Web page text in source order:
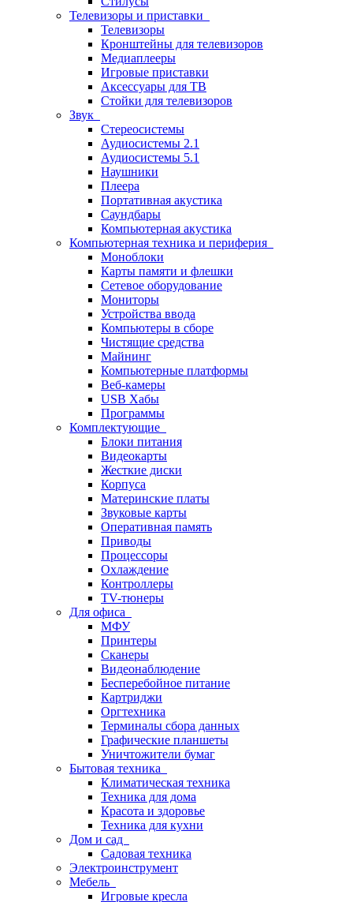
Телевизоры и приставки
Телевизоры
Кронштейны для телевизоров
Медиаплееры
Игровые приставки
Аксессуары для ТВ
Стойки для телевизоров
Звук
Стереосистемы
Аудиосистемы 2.1
Аудиосистемы 5.1
Наушники
Плеера
Портативная акустика
Саундбары
Компьютерная акустика
Компьютерная техника и периферия
Моноблоки
Карты памяти и флешки
Сетевое оборудование
Мониторы
Устройства ввода
Компьютеры в сборе
Чистящие средства
Майнинг
Компьютерные платформы
Веб-камеры
USB Хабы
Программы
Комплектующие
Блоки питания
Видеокарты
Жесткие диски
Корпуса
Материнские платы
Звуковые карты
Оперативная память
Приводы
Процессоры
Охлаждение
Контроллеры
TV-тюнеры
Для офиса
МФУ
Принтеры
Сканеры
Видеонаблюдение
Бесперебойное питание
Картриджи
Оргтехника
Терминалы сбора данных
Графические планшеты
Уничтожители бумаг
Бытовая техника
Климатическая техника
Техника для дома
Красота и здоровье
Техника для кухни
Дом и сад
Садовая техника
Электроинструмент
Мебель
Игровые кресла